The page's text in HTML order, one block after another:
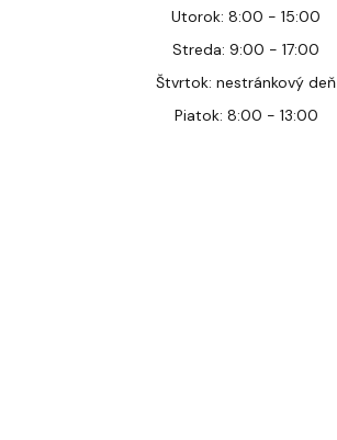
Utorok: 8:00 - 15:00
Streda: 9:00 - 17:00
Štvrtok: nestránkový deň
Piatok: 8:00 - 13:00